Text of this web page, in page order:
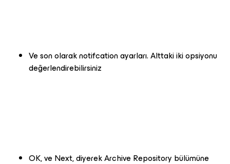
Ve son olarak notifcation ayarları. Alttaki iki opsiyonu
değerlendirebilirsiniz
OK, ve Next, diyerek Archive Repository bülümüne